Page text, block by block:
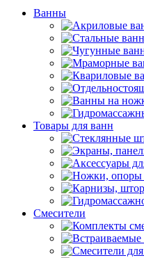
Ванны
Товары для ванн
Смесители